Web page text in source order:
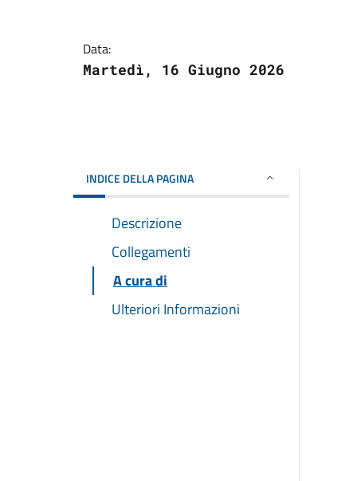
Data:
Martedì, 16 Giugno 2026
INDICE DELLA PAGINA
Descrizione
Collegamenti
A cura di
Ulteriori Informazioni